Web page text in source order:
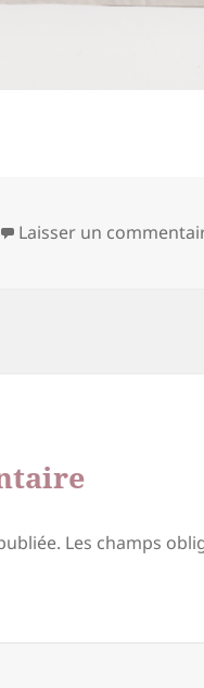
Laisser un
Les champs